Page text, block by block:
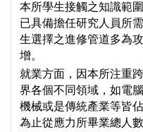
本所學生接觸之知識範
已具備擔任研究人員所
生選擇之進修管道多為
增。
就業方面， 因本所注重
界各個不同領域，如電
機械或是傳統產業等皆
為止從應力所畢業總人